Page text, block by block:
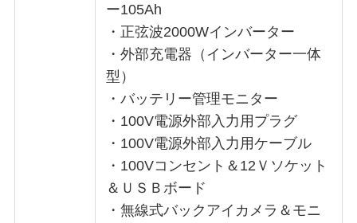
ー105Ah
・正弦波2000Wインバーター
・外部充電器（インバーター一体
型）
・バッテリー管理モニター
・100V電源外部入力用プラグ
・100V電源外部入力用ケーブル
・100Vコンセント＆12Ｖソケット
＆ＵＳＢボード
・無線式バックアイカメラ＆モニ